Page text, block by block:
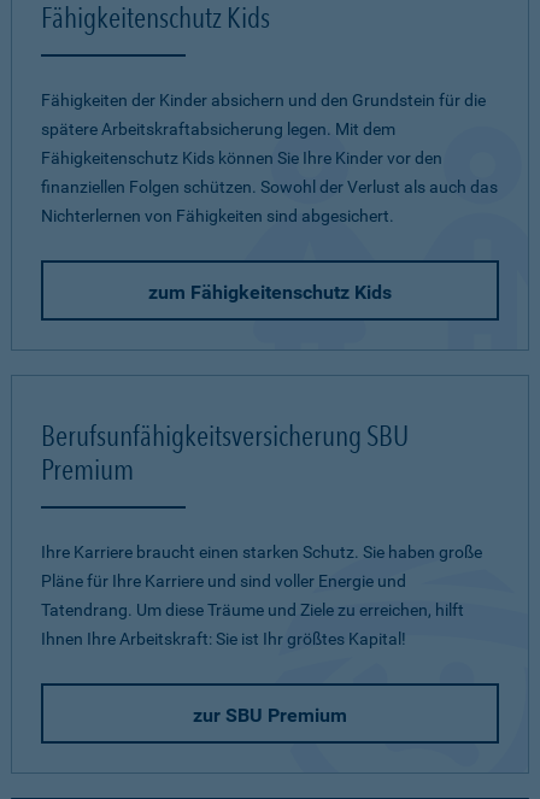
Fähigkeitenschutz Kids
Fähigkeiten der Kinder absichern und den Grundstein für die
spätere Arbeitskraftabsicherung legen. Mit dem
Fähigkeitenschutz Kids können Sie Ihre Kinder vor den
finanziellen Folgen schützen. Sowohl der Verlust als auch das
Nichterlernen von Fähigkeiten sind abgesichert.
zum Fähigkeitenschutz Kids
Berufsunfähigkeitsversicherung SBU
Premium
Ihre Karriere braucht einen starken Schutz. Sie haben große
Pläne für Ihre Karriere und sind voller Energie und
Tatendrang. Um diese Träume und Ziele zu erreichen, hilft
Ihnen Ihre Arbeitskraft: Sie ist Ihr größtes Kapital!
zur SBU Premium